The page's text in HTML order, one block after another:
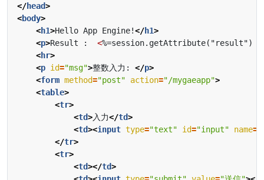
</head>
<body>
<h1>Hello App Engine!</h1>
<p>Result : <%=session.getAttribute("result")
<hr>
<p id="msg">整数入力: </p>
<form method="post" action="/mygaeapp">
<table>
<tr>
<td>入力</td>
<td><input type="text" id="input" name=
</tr>
<tr>
<td></td>